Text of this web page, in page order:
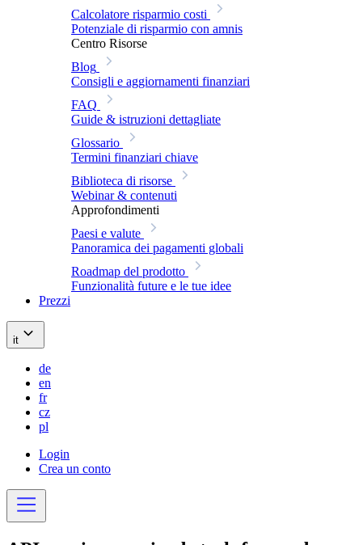
Calcolatore risparmio costi
Potenziale di risparmio con amnis
Centro Risorse
Blog
Consigli e aggiornamenti finanziari
FAQ
Guide & istruzioni dettagliate
Glossario
Termini finanziari chiave
Biblioteca di risorse
Webinar & contenuti
Approfondimenti
Paesi e valute
Panoramica dei pagamenti globali
Roadmap del prodotto
Funzionalità future e le tue idee
Prezzi
it
de
en
fr
cz
pl
Login
Crea un conto